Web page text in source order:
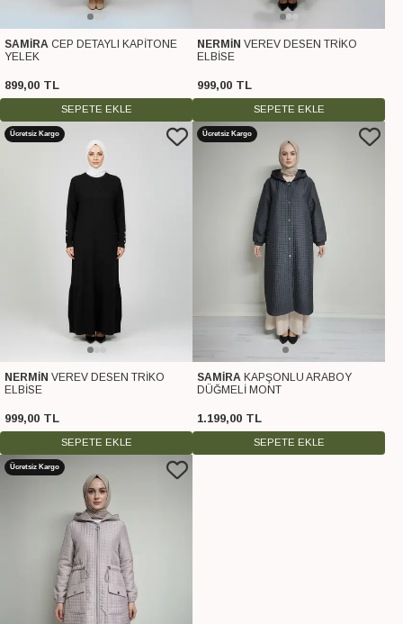
SAMİRA CEP DETAYLI KAPİTONE
YELEK
899,00 TL
SEPETE EKLE
NERMİN VEREV DESEN TRİKO
ELBİSE
999,00 TL
SEPETE EKLE
Ücretsiz Kargo
NERMİN VEREV DESEN TRİKO
ELBİSE
999,00 TL
SEPETE EKLE
Ücretsiz Kargo
SAMİRA KAPŞONLU ARABOY
DÜĞMELİ MONT
1.199,00 TL
SEPETE EKLE
Ücretsiz Kargo